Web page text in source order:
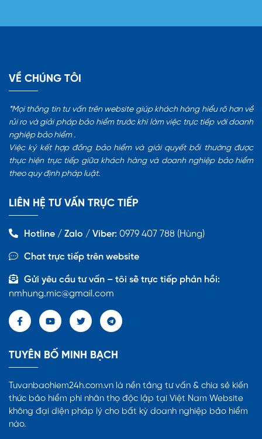
VỀ CHÚNG TÔI
*Mọi thông tin tư vấn trên website giúp khách hàng hiểu rõ hơn về
rủi ro và giải pháp bảo hiểm trước khi làm việc trực tiếp với doanh
nghiệp bảo hiểm .
Việc ký kết hợp đồng bảo hiểm và giải quyết bồi thường được
thực hiện trực tiếp giữa khách hàng và doanh nghiệp bảo hiểm
theo quy định pháp luật.
LIÊN HỆ TƯ VẤN TRỰC TIẾP
Hotline / Zalo / Viber: 0979 407 788 (Hùng)
Chat trực tiếp trên website
Gửi yêu cầu tư vấn – tôi sẽ trực tiếp phản hồi:
nmhung.mic@gmail.com
TUYÊN BỐ MINH BẠCH
Tuvanbaohiem24h.com.vn là nền tảng tư vấn & chia sẻ kiến
thức bảo hiểm phi nhân thọ độc lập tại Việt Nam Website
không đại diện pháp lý cho bất kỳ doanh nghiệp bảo hiểm
nào.